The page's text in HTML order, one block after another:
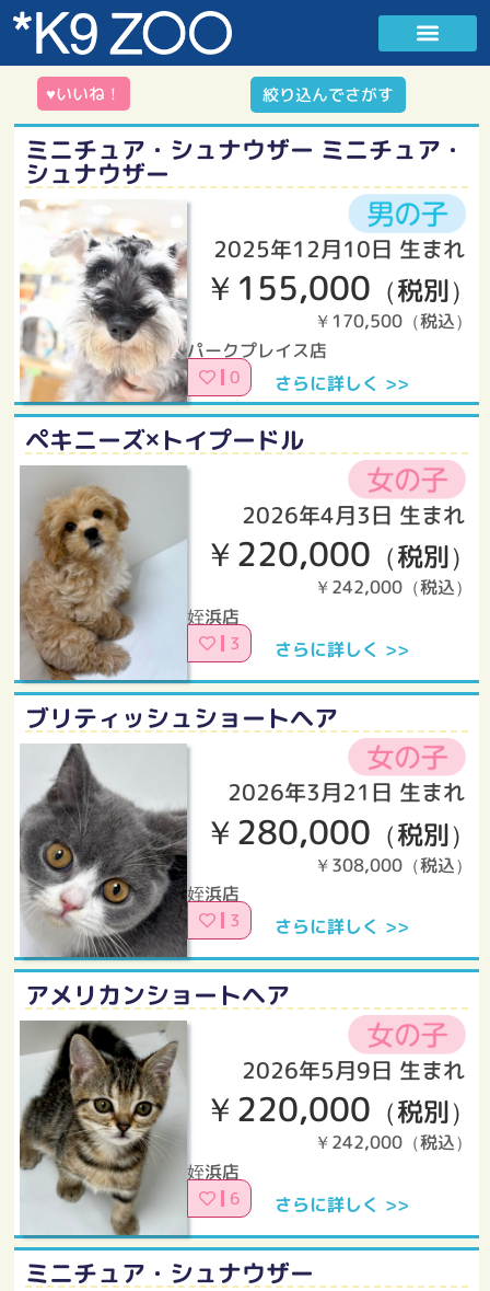
♥いいね！ 絞り込んでさがす
ミニチュア・シュナウザー ミニチュア・
シュナウザー
2025年12月10日 生まれ
￥155,000 （税別）
￥170,500（税込）
パークプレイス店
0 さらに詳しく >>
ペキニーズ×トイプードル
2026年4月3日 生まれ
￥220,000 （税別）
￥242,000（税込）
姪浜店
3 さらに詳しく >>
ブリティッシュショートヘア
2026年3月21日 生まれ
￥280,000 （税別）
￥308,000（税込）
姪浜店
3 さらに詳しく >>
アメリカンショートヘア
2026年5月9日 生まれ
￥220,000 （税別）
￥242,000（税込）
姪浜店
6 さらに詳しく >>
ミニチュア・シュナウザー